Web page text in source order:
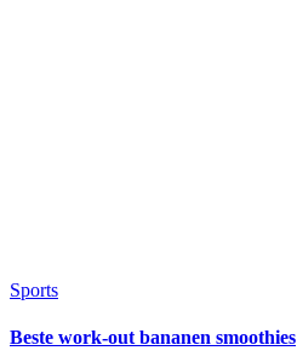
Sports
Beste work-out bananen smoothies